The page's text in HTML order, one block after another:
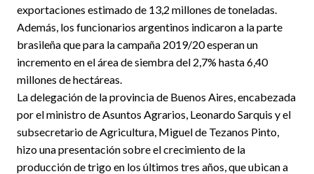
exportaciones estimado de 13,2 millones de toneladas.
Además, los funcionarios argentinos indicaron a la parte
brasileña que para la campaña 2019/20 esperan un
incremento en el área de siembra del 2,7% hasta 6,40
millones de hectáreas.
La delegación de la provincia de Buenos Aires, encabezada
por el ministro de Asuntos Agrarios, Leonardo Sarquis y el
subsecretario de Agricultura, Miguel de Tezanos Pinto,
hizo una presentación sobre el crecimiento de la
producción de trigo en los últimos tres años, que ubican a